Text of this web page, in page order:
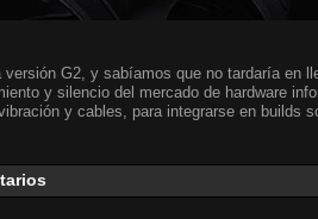
versión G2, y sabíamos que no tardaría en
y silencio del mercado de hardware
y cables, para integrarse en builds